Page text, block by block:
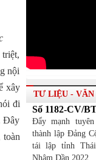
nội
xây
đi
Đây
toàn
TƯ LIỆU - VĂN
Số 1182-CV/
Đẩy mạnh
thành lập Đảng
tái lập tỉnh
Nhâm Dần 2022